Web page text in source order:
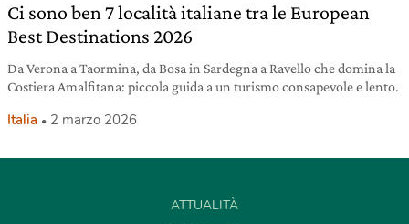
Ci sono ben 7 località italiane tra le European
Best Destinations 2026
Da Verona a Taormina, da Bosa in Sardegna a Ravello che domina la
Costiera Amalfitana: piccola guida a un turismo consapevole e lento.
Italia 2 marzo 2026
ATTUALITÀ